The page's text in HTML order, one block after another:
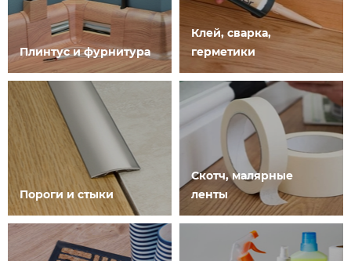
Плинтус и фурнитура
Клей, сварка,
герметики
Пороги и стыки
Скотч, малярные
ленты